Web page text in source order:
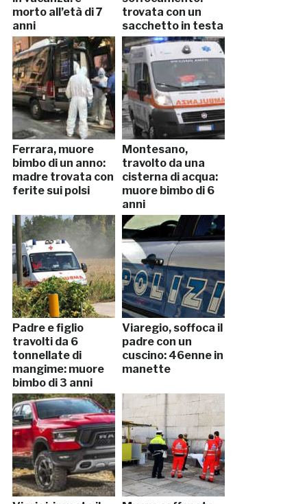
morto all’età di 7
anni
trovata con un
sacchetto in testa
Ferrara, muore
bimbo di un anno:
madre trovata con
ferite sui polsi
Montesano,
travolto da una
cisterna di acqua:
muore bimbo di 6
anni
Padre e figlio
travolti da 6
tonnellate di
mangime: muore
bimbo di 3 anni
Viaregio, soffoca il
padre con un
cuscino: 46enne in
manette